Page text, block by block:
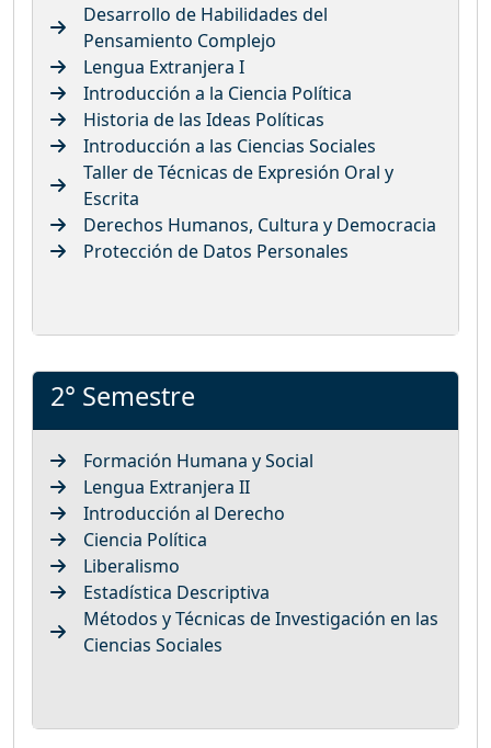
Desarrollo de Habilidades del
Pensamiento Complejo
Lengua Extranjera I
Introducción a la Ciencia Política
Historia de las Ideas Políticas
Introducción a las Ciencias Sociales
Taller de Técnicas de Expresión Oral y
Escrita
Derechos Humanos, Cultura y Democracia
Protección de Datos Personales
2° Semestre
Formación Humana y Social
Lengua Extranjera II
Introducción al Derecho
Ciencia Política
Liberalismo
Estadística Descriptiva
Métodos y Técnicas de Investigación en las
Ciencias Sociales